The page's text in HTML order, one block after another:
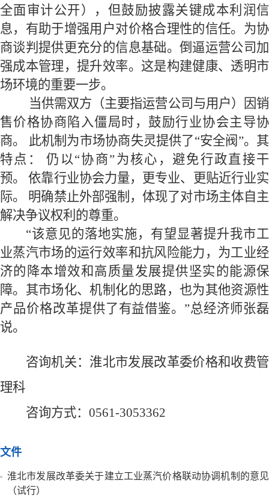
全面审计公开），但鼓励披露关键成本利润信
息，有助于增强用户对价格合理性的信任。为协
商谈判提供更充分的信息基础。倒逼运营公司加
强成本管理，提升效率。这是构建健康、透明市
场环境的重要一步。
当供需双方（主要指运营公司与用户）因销
售价格协商陷入僵局时 ， 鼓励行业协会主导协
商。
此机制为市场协商失灵提供了“安全阀 ”。其
特点：
仍以“协商”为核心，避免行政直接干
预。
依靠行业协会力量，更专业、更贴近行业实
际。
明确禁止外部强制，体现了对市场主体自主
解决争议权利的尊重。
“该意见的落地实施，有望显著提升我市工
业蒸汽市场的运行效率和抗风险能力，为工业经
济的降本增效和高质量发展提供坚实的能源保
障。其市场化、机制化的思路，也为其他资源性
产品价格改革提供了有益借鉴。 ”总经济师张磊
说。
咨询机关：淮北市发展改革委价格和收费管
理科
咨询方式： 0561-3053362
文件
淮北市发展改革委关于建立工业蒸汽价格联动协调机制的意见
（试行）